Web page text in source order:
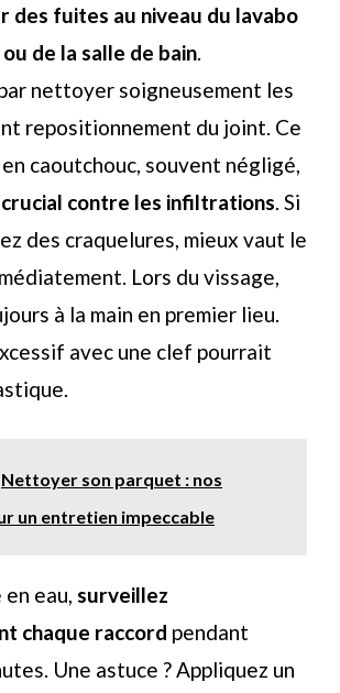
des fuites au niveau du lavabo
de la salle de bain.
nettoyer soigneusement les
repositionnement du joint. Ce
caoutchouc, souvent négligé,
crucial contre les infiltrations. Si
des craquelures, mieux vaut le
Lors du vissage,
à la main en premier lieu.
avec une clef pourrait
Nettoyer son parquet : nos
un entretien impeccable
eau, surveillez
chaque raccord pendant
Une astuce ? Appliquez un